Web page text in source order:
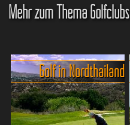
Mehr zum Thema Golfclubs
Golf in Nordthailand